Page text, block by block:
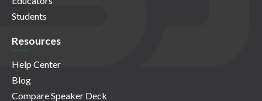
Students
Resources
Help Center
Blog
Compare Speaker Deck